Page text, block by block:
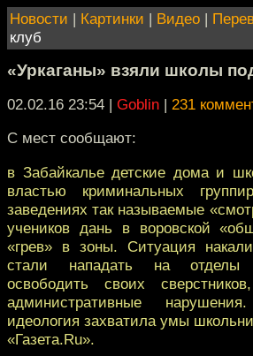
Новости | Картинки | Видео |
клуб
«Уркаганы» взяли школы
02.02.16 23:54 | Goblin | 231
С мест сообщают:
в Забайкалье детские дома и
властью криминальных
заведениях так называемые
учеников дань в воровской
«грев» в зоны. Ситуация
стали нападать на отделы
освободить своих
административные
идеология захватила умы
«Газета.Ru».